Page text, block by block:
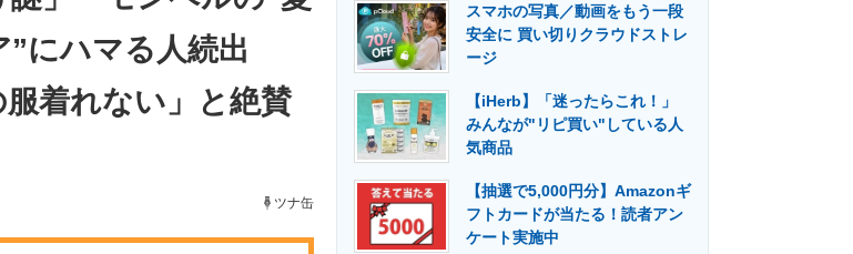
製造業のIT導入・活用を支援
エネルギーの専門メディア 建設×テクノロジーの最前線
にハマる人続出
着れない」と絶賛
ツナ缶
スマホの写真／動画をもう一段
安全に 買い切りクラウドストレ
ージ
【iHerb】「迷ったらこれ！」
みんなが"リピ買い"している人
気商品
【抽選で5,000円分】Amazonギ
フトカードが当たる！読者アン
ケート実施中